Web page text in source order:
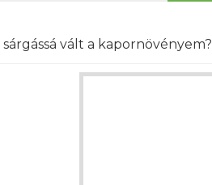
vált a kapornövényem?